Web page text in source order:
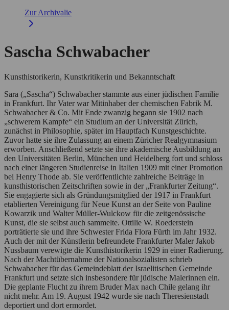
Zur Archivalie
Sascha Schwabacher
Kunsthistorikerin, Kunstkritikerin und Bekanntschaft
Sara („Sascha“) Schwabacher stammte aus einer jüdischen Familie
in Frankfurt. Ihr Vater war Mitinhaber der chemischen Fabrik M.
Schwabacher & Co. Mit Ende zwanzig begann sie 1902 nach
„schwerem Kampfe“ ein Studium an der Universität Zürich,
zunächst in Philosophie, später im Hauptfach Kunstgeschichte.
Zuvor hatte sie ihre Zulassung an einem Züricher Realgymnasium
erworben. Anschließend setzte sie ihre akademische Ausbildung an
den Universitäten Berlin, München und Heidelberg fort und schloss
nach einer längeren Studienreise in Italien 1909 mit einer Promotion
bei Henry Thode ab. Sie veröffentlichte zahlreiche Beiträge in
kunsthistorischen Zeitschriften sowie in der „Frankfurter Zeitung“.
Sie engagierte sich als Gründungsmitglied der 1917 in Frankfurt
etablierten Vereinigung für Neue Kunst an der Seite von Pauline
Kowarzik und Walter Müller-Wulckow für die zeitgenössische
Kunst, die sie selbst auch sammelte. Ottilie W. Roederstein
porträtierte sie und ihre Schwester Frida Flora Fürth im Jahr 1932.
Auch der mit der Künstlerin befreundete Frankfurter Maler Jakob
Nussbaum verewigte die Kunsthistorikerin 1929 in einer Radierung.
Nach der Machtübernahme der Nationalsozialisten schrieb
Schwabacher für das Gemeindeblatt der Israelitischen Gemeinde
Frankfurt und setzte sich insbesondere für jüdische Malerinnen ein.
Die geplante Flucht zu ihrem Bruder Max nach Chile gelang ihr
nicht mehr. Am 19. August 1942 wurde sie nach Theresienstadt
deportiert und dort ermordet.